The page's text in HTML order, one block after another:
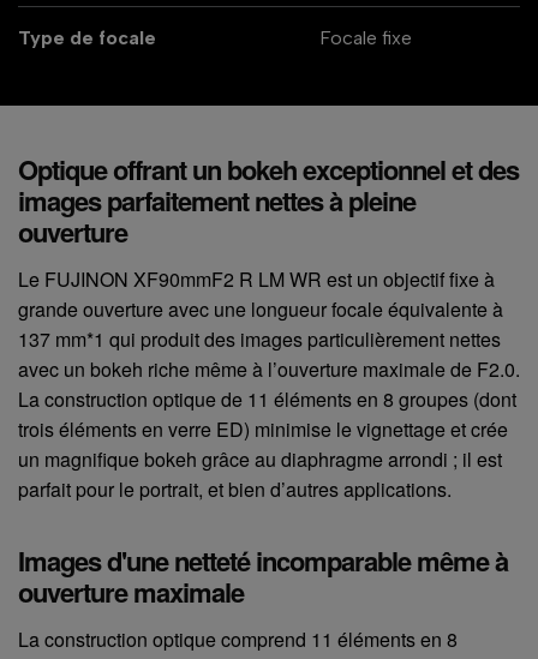
Type de focale Focale fixe
Optique offrant un bokeh exceptionnel et des
images parfaitement nettes à pleine
ouverture
Le FUJINON XF90mmF2 R LM WR est un objectif fixe à
grande ouverture avec une longueur focale équivalente à
137 mm*1 qui produit des images particulièrement nettes
avec un bokeh riche même à l’ouverture maximale de F2.0.
La construction optique de 11 éléments en 8 groupes (dont
trois éléments en verre ED) minimise le vignettage et crée
un magnifique bokeh grâce au diaphragme arrondi ; il est
parfait pour le portrait, et bien d’autres applications.
Images d'une netteté incomparable même à
ouverture maximale
La construction optique comprend 11 éléments en 8